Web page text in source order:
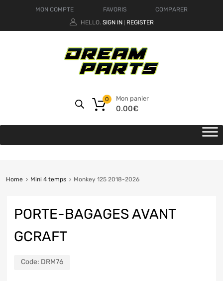
MON COMPTE FAVORIS
COMPARER
HELLO. SIGN IN REGISTER
Mon panier
0.00€
0
Home Mini 4 temps Monkey 125 2018-2026
PORTE-BAGAGES AVANT
GCRAFT
Code: DRM76